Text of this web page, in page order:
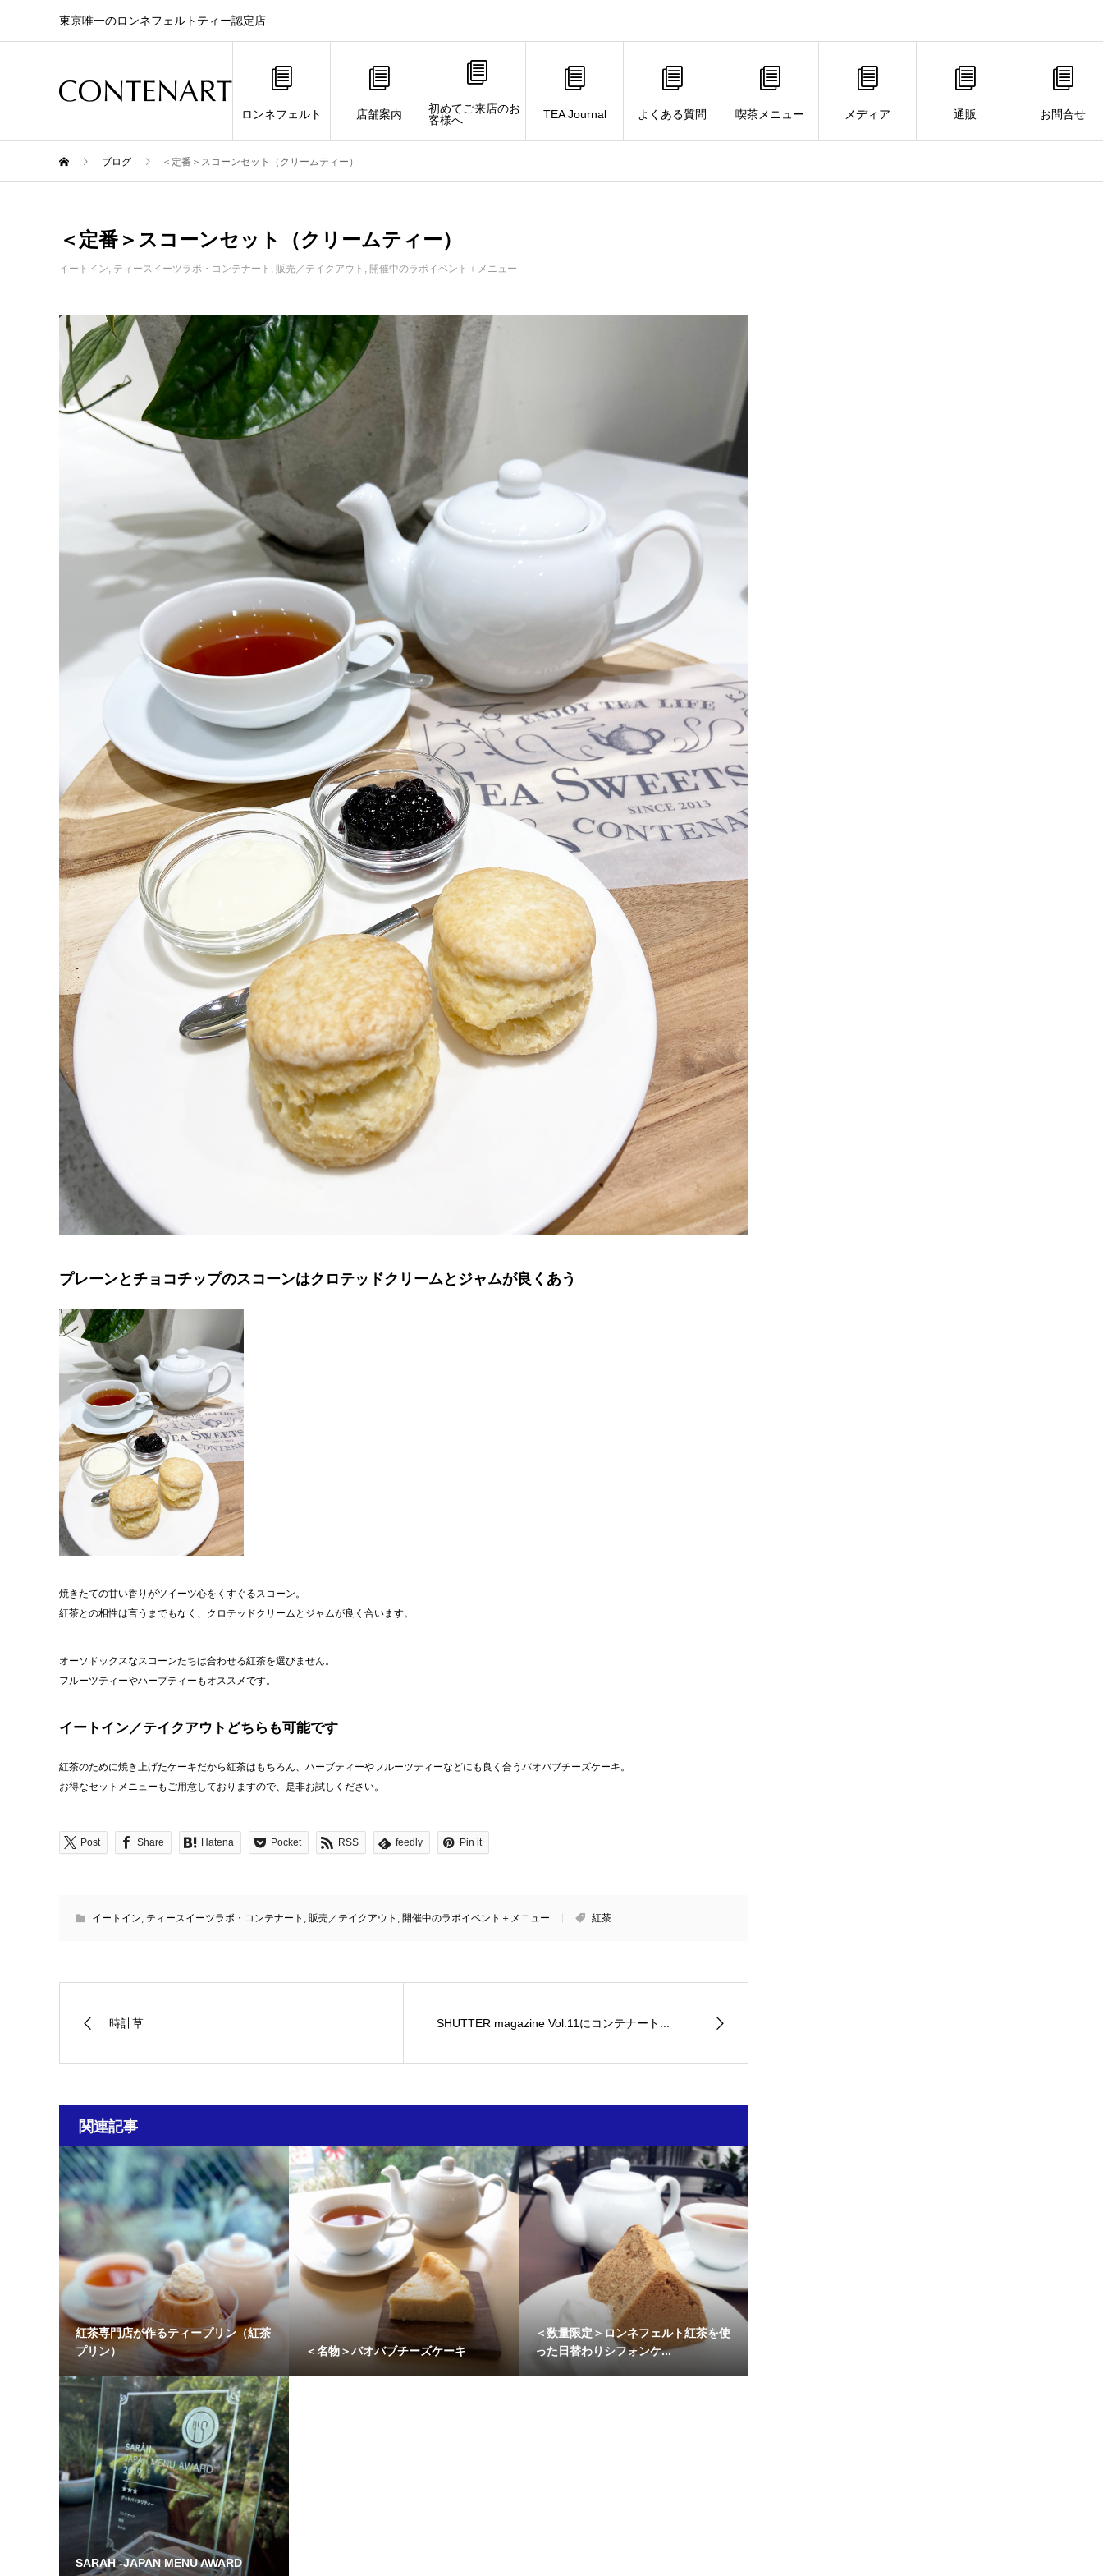
東京唯一のロンネフェルトティー認定店
ロンネフェルト 店舗案内
初めてご来店のお
客様へ
TEA Journal よくある質問 喫茶メニュー メディア 通販 お問合せ
ブログ ＜定番＞スコーンセット（クリームティー）
＜定番＞スコーンセット（クリームティー）
イートイン, ティースイーツラボ・コンテナート , 販売／テイクアウト , 開催中のラボイベント＋メニュー
プレーンとチョコチップのスコーンはクロテッドクリームとジャムが良くあう
焼きたての甘い香りがツイーツ心をくすぐるスコーン。
紅茶との相性は言うまでもなく、クロテッドクリームとジャムが良く合います。
オーソドックスなスコーンたちは合わせる紅茶を選びません。
フルーツティーやハーブティーもオススメです。
イートイン／テイクアウトどちらも可能です
紅茶のために焼き上げたケーキだから紅茶はもちろん、ハーブティーやフルーツティーなどにも良く合うバオバブチーズケーキ。
お得なセットメニューもご用意しておりますので、是非お試しください。
Post Share Hatena Pocket RSS feedly Pin it
イートイン, ティースイーツラボ・コンテナート , 販売／テイクアウト , 開催中のラボイベント＋メニュー 紅茶
時計草 SHUTTER magazine Vol.11にコンテナート...
関連記事
紅茶専門店が作るティープリン（紅茶
プリン）
＜名物＞バオバブチーズケーキ
＜数量限定＞ロンネフェルト紅茶を使
った日替わりシフォンケ...
SARAH -JAPAN MENU AWARD